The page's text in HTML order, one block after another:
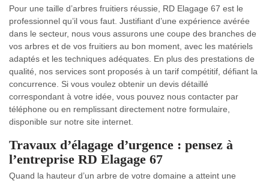
Pour une taille d’arbres fruitiers réussie, RD Elagage 67 est le
professionnel qu’il vous faut. Justifiant d’une expérience avérée
dans le secteur, nous vous assurons une coupe des branches de
vos arbres et de vos fruitiers au bon moment, avec les matériels
adaptés et les techniques adéquates. En plus des prestations de
qualité, nos services sont proposés à un tarif compétitif, défiant la
concurrence. Si vous voulez obtenir un devis détaillé
correspondant à votre idée, vous pouvez nous contacter par
téléphone ou en remplissant directement notre formulaire,
disponible sur notre site internet.
Travaux d’élagage d’urgence : pensez à
l’entreprise RD Elagage 67
Quand la hauteur d’un arbre de votre domaine a atteint une